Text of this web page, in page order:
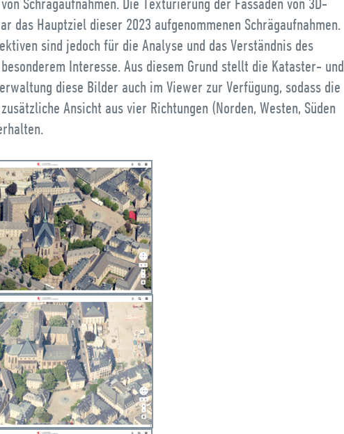
das Hauptziel dieser 2023 aufgenommenen Schrägaufnahmen.
sind jedoch für die Analyse und das Verständnis des
Interesse. Aus diesem Grund stellt die Kataster- und
diese Bilder auch im Viewer zur Verfügung, sodass die
Ansicht aus vier Richtungen (Norden, Westen, Süden